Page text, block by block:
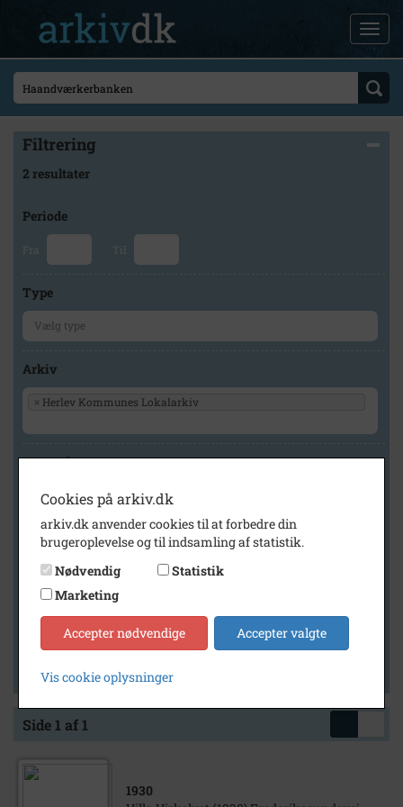
Filtrering
2 resultater
Periode
Fra Til
Type
Arkiv
× Herlev Kommunes Lokalarkiv
Geografi
Generelt
Vis kun med billeder
Vis kun med filmklip
Vis kun med lydklip
Vis kun med kilder
Vis kun med geo-tag
Side 1 af 1
1930
Cookies på arkiv.dk
arkiv.dk anvender cookies til at forbedre din
brugeroplevelse og til indsamling af statistik.
Nødvendig
Statistik
Marketing
Accepter nødvendige Accepter valgte
Vis cookie oplysninger